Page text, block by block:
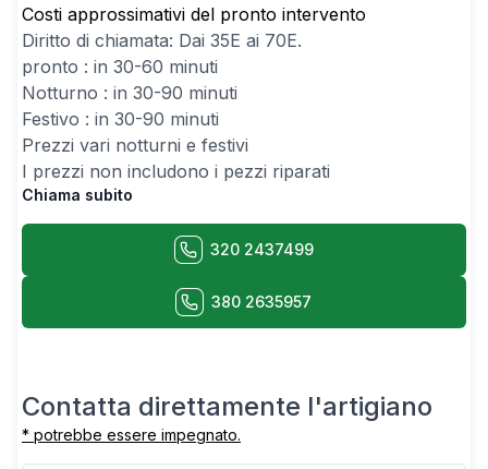
Costi approssimativi del pronto intervento
Diritto di chiamata: Dai 35E ai 70E.
pronto : in 30-60 minuti
Notturno : in 30-90 minuti
Festivo : in 30-90 minuti
Prezzi vari notturni e festivi
I prezzi non includono i pezzi riparati
Chiama subito
320 2437499
380 2635957
Contatta direttamente l'artigiano
* potrebbe essere impegnato.